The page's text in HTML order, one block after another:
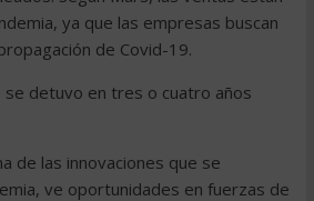
ya que las empresas buscan
de Covid-19.
se detuvo en tres o cuatro años
de las innovaciones que se
ve oportunidades en fuerzas de